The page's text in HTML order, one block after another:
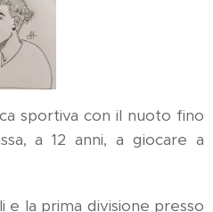
sportiva con il nuoto fino
a 12 anni, a giocare a
e la prima divisione presso